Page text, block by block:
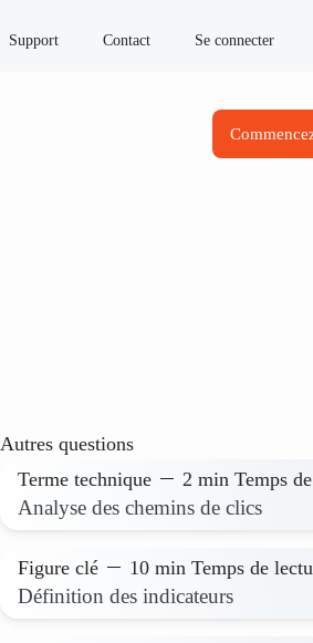
Support Contact Se connecter
Autres questions
Terme technique
2 min Temps
Analyse des chemins de clics
Figure clé 10 min Temps de
Définition des indicateurs